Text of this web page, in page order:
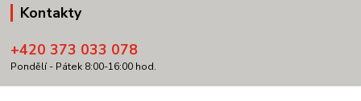
Kontakty
+420 373 033 078
Pondělí - Pátek 8:00-16:00 hod.